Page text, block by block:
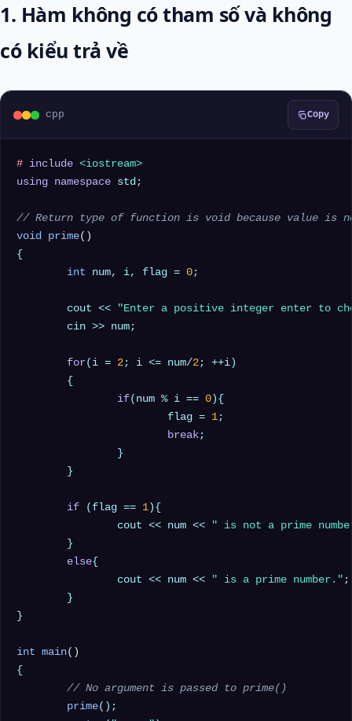
1. Hàm không có tham số và không
có kiểu trả về
cpp Copy
# include <iostream>
using namespace std;
// Return type of function is void because value is
void prime()
{
int num, i, flag = 0;
	cout <<
"Enter a positive integer enter to
for(i = 2; i <= num/2; ++i)
if(num % i == 0 ){
			flag =
1;
break;
if (flag == 1 ){
		cout << num <<
" is not a prime
else{
		cout << num <<
" is a prime number." ;
}
int main()
{
// No argument is passed to prime()
prime();